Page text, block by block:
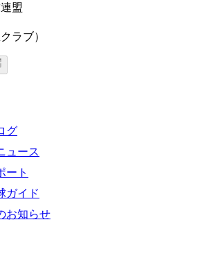
盟
ラブ）
グ
ュース
ート
ガイド
お知らせ